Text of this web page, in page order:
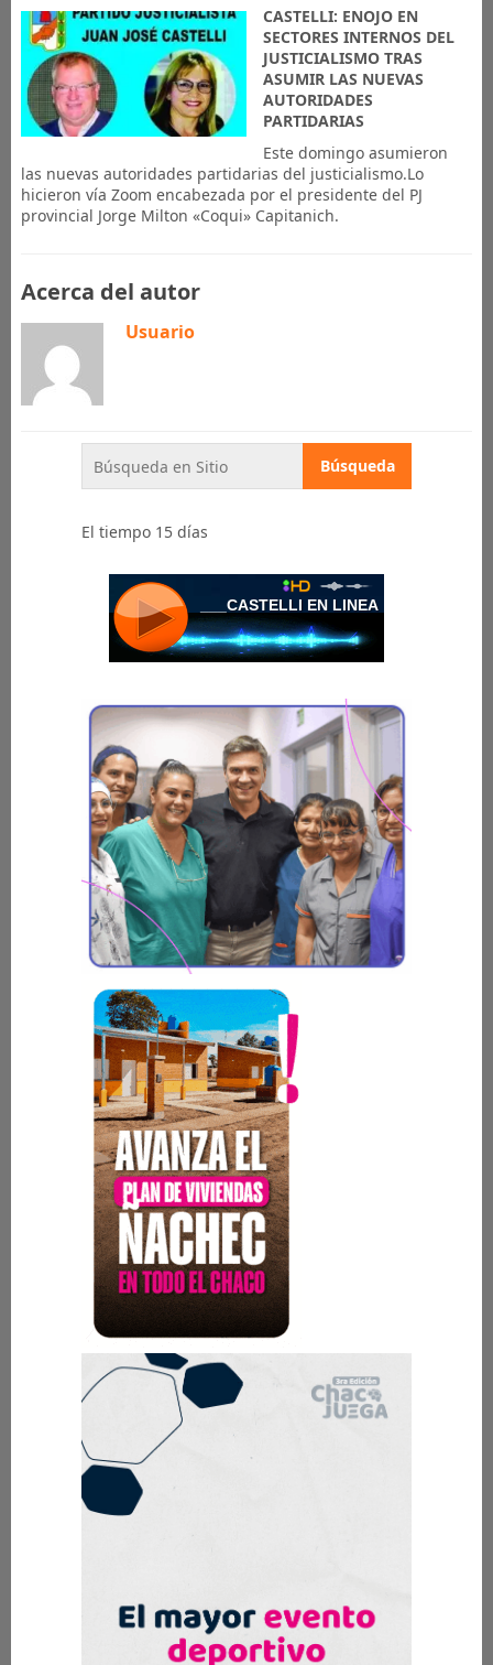
CASTELLI: ENOJO EN
SECTORES INTERNOS DEL
JUSTICIALISMO TRAS
ASUMIR LAS NUEVAS
AUTORIDADES
PARTIDARIAS
Este domingo asumieron
las nuevas autoridades partidarias del justicialismo.Lo
hicieron vía Zoom encabezada por el presidente del PJ
provincial Jorge Milton «Coqui» Capitanich.
Acerca del autor
Usuario
El tiempo 15 días